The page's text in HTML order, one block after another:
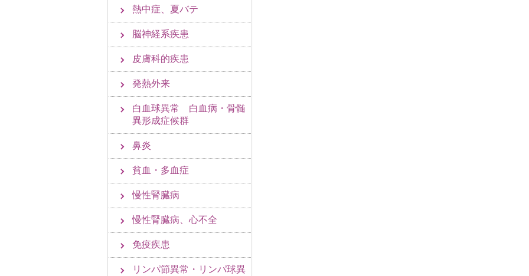
熱中症、夏バテ
脳神経系疾患
皮膚科的疾患
発熱外来
白血球異常 白血病・骨髄
異形成症候群
鼻炎
貧血・多血症
慢性腎臓病
慢性腎臓病、心不全
免疫疾患
リンパ節異常・リンパ球異